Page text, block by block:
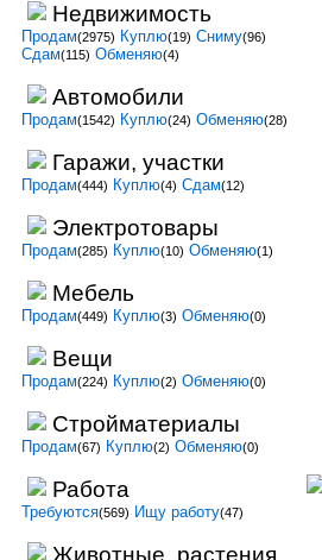
Недвижимость
Продам(2975) Куплю(19) Сниму(96)
Сдам(115) Обменяю(4)
Автомобили
Продам(1542) Куплю(24) Обменяю(28)
Гаражи, участки
Продам(444) Куплю(4) Сдам(12)
Электротовары
Продам(285) Куплю(10) Обменяю(1)
Мебель
Продам(449) Куплю(3) Обменяю(0)
Вещи
Продам(224) Куплю(2) Обменяю(0)
Стройматериалы
Продам(67) Куплю(2) Обменяю(0)
Работа
Требуются(569) Ищу работу(47)
Животные, растения